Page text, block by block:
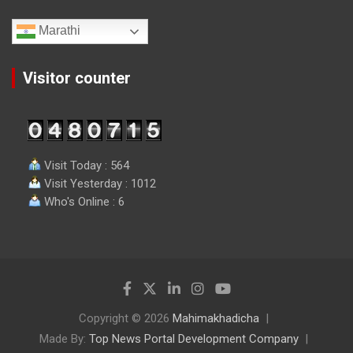
Marathi
Visitor counter
Visit Today : 564
Visit Yesterday : 1012
Who's Online : 6
Copyright © 2026 Mahimakhadicha
Made By: Top News Portal Development Company